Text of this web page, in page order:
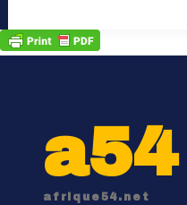
a54
afrique54.net